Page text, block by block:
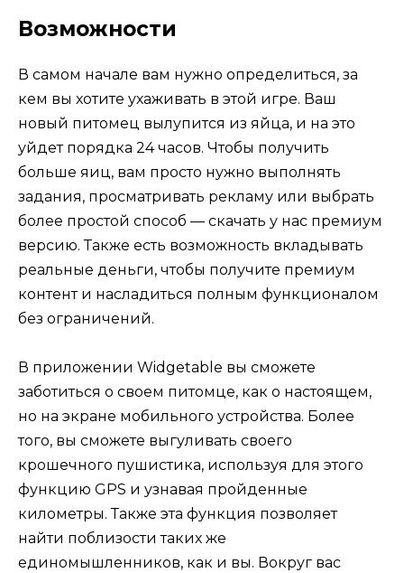
Возможности
В самом начале вам нужно определиться, за
кем вы хотите ухаживать в этой игре. Ваш
новый питомец вылупится из яйца, и на это
уйдет порядка 24 часов. Чтобы получить
больше яиц, вам просто нужно выполнять
задания, просматривать рекламу или выбрать
более простой способ — скачать у нас премиум
версию. Также есть возможность вкладывать
реальные деньги, чтобы получите премиум
контент и насладиться полным функционалом
без ограничений.
В приложении Widgetable вы сможете
заботиться о своем питомце, как о настоящем,
но на экране мобильного устройства. Более
того, вы сможете выгуливать своего
крошечного пушистика, используя для этого
функцию GPS и узнавая пройденные
километры. Также эта функция позволяет
найти поблизости таких же
единомышленников, как и вы. Вокруг вас